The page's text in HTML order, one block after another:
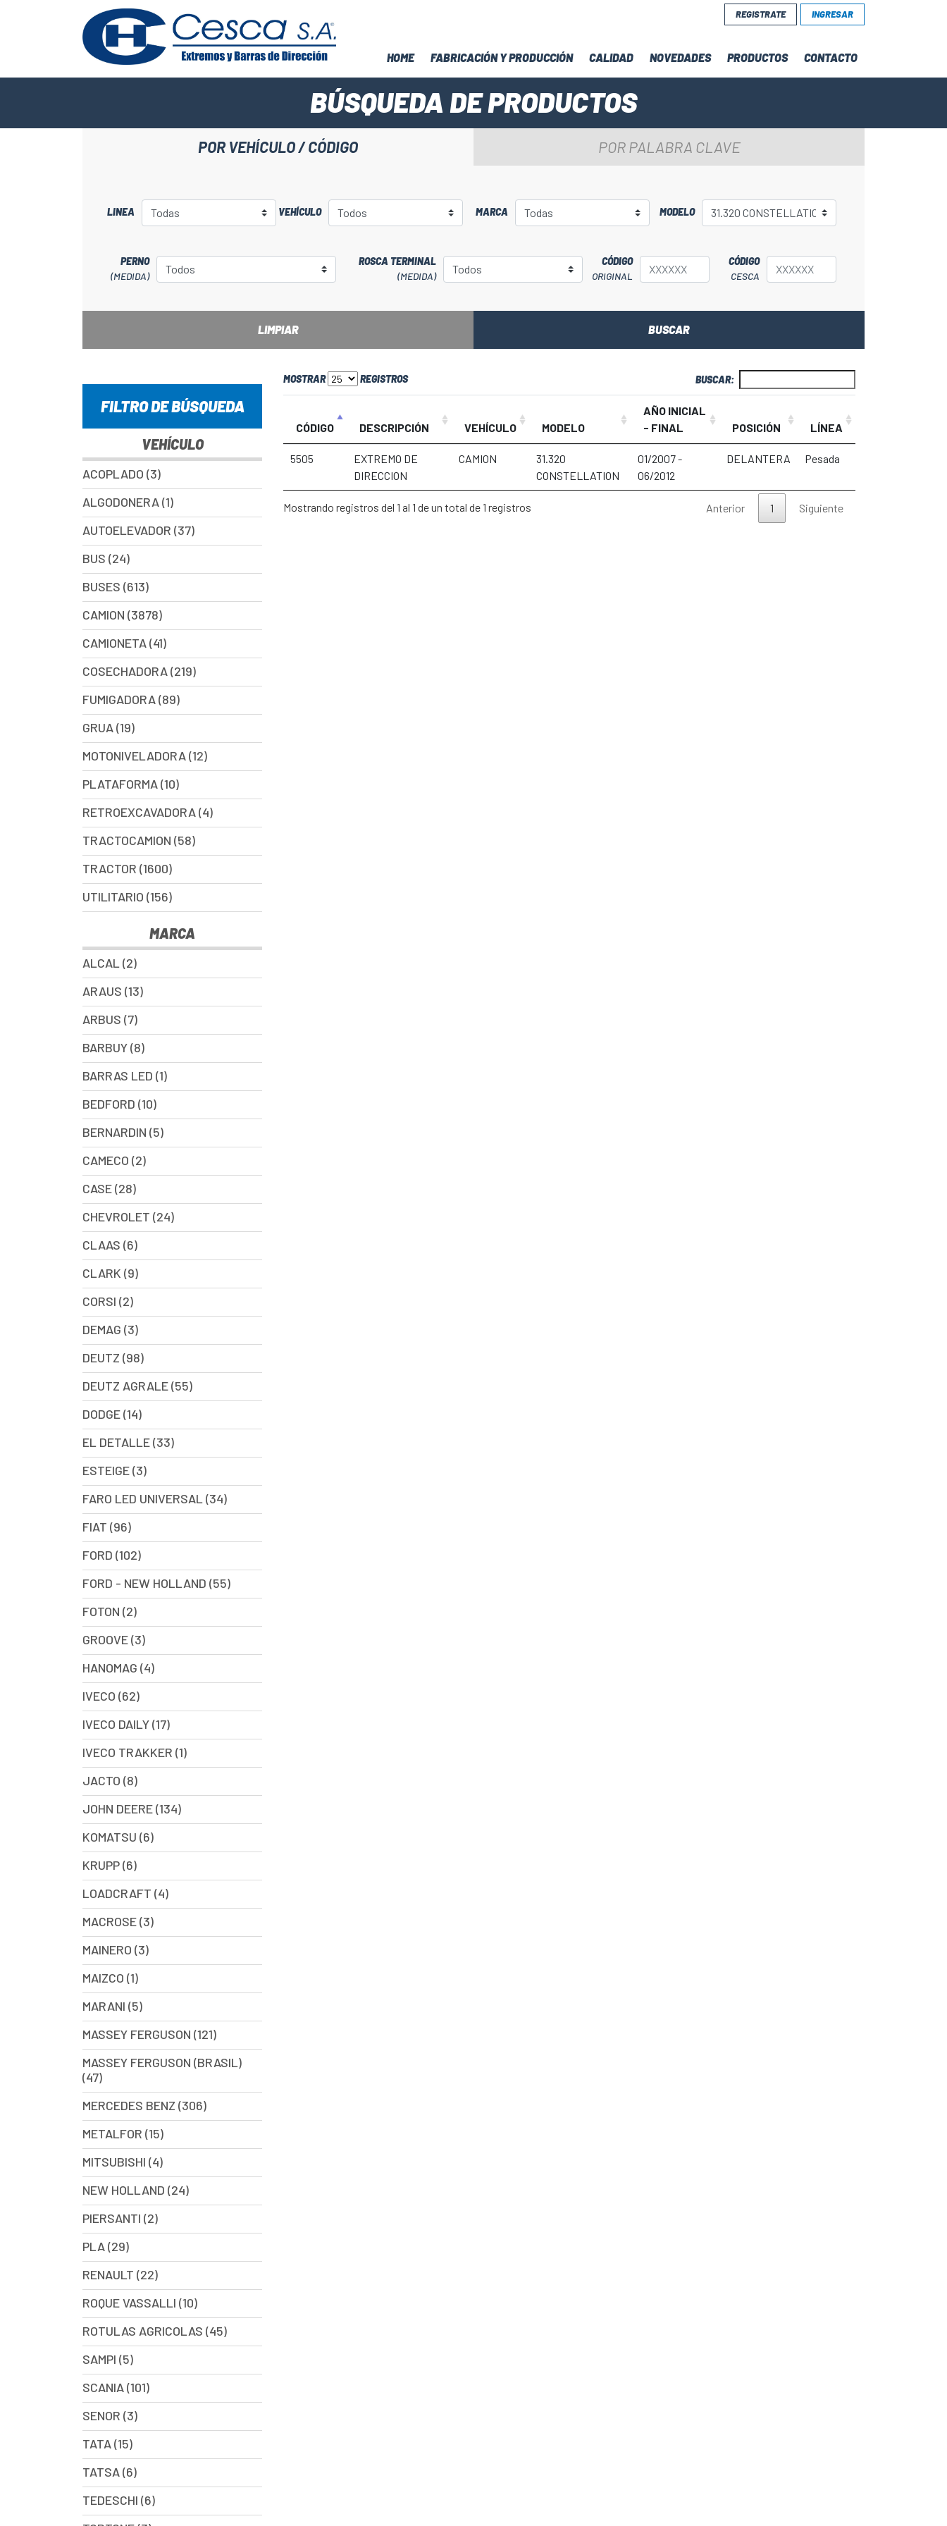
REGISTRATE INGRESAR
HOME FABRICACIÓN Y PRODUCCIÓN CALIDAD NOVEDADES PRODUCTOS CONTACTO
BÚSQUEDA DE PRODUCTOS
POR VEHÍCULO / CÓDIGO POR PALABRA CLAVE
LINEA VEHÍCULO MARCA MODELO
PERNO
(MEDIDA)
ROSCA TERMINAL
(MEDIDA)
CÓDIGO
ORIGINAL
CÓDIGO
CESCA
LIMPIAR BUSCAR
FILTRO DE BÚSQUEDA
VEHÍCULO
ACOPLADO (3)
ALGODONERA (1)
AUTOELEVADOR (37)
BUS (24)
BUSES (613)
CAMION (3878)
CAMIONETA (41)
COSECHADORA (219)
FUMIGADORA (89)
GRUA (19)
MOTONIVELADORA (12)
PLATAFORMA (10)
RETROEXCAVADORA (4)
TRACTOCAMION (58)
TRACTOR (1600)
UTILITARIO (156)
MARCA
ALCAL (2)
ARAUS (13)
ARBUS (7)
BARBUY (8)
BARRAS LED (1)
BEDFORD (10)
BERNARDIN (5)
CAMECO (2)
CASE (28)
CHEVROLET (24)
CLAAS (6)
CLARK (9)
CORSI (2)
DEMAG (3)
DEUTZ (98)
DEUTZ AGRALE (55)
DODGE (14)
EL DETALLE (33)
ESTEIGE (3)
FARO LED UNIVERSAL (34)
FIAT (96)
FORD (102)
FORD - NEW HOLLAND (55)
FOTON (2)
GROOVE (3)
HANOMAG (4)
IVECO (62)
IVECO DAILY (17)
IVECO TRAKKER (1)
JACTO (8)
JOHN DEERE (134)
KOMATSU (6)
KRUPP (6)
LOADCRAFT (4)
MACROSE (3)
MAINERO (3)
MAIZCO (1)
MARANI (5)
MASSEY FERGUSON (121)
MASSEY FERGUSON (BRASIL)
(47)
MERCEDES BENZ (306)
METALFOR (15)
MITSUBISHI (4)
NEW HOLLAND (24)
PIERSANTI (2)
PLA (29)
RENAULT (22)
ROQUE VASSALLI (10)
ROTULAS AGRICOLAS (45)
SAMPI (5)
SCANIA (101)
SENOR (3)
TATA (15)
TATSA (6)
TEDESCHI (6)
MOSTRAR REGISTROS BUSCAR:
CÓDIGO DESCRIPCIÓN VEHÍCULO MODELO
AÑO INICIAL
- FINAL
POSICIÓN LÍNEA
5505
EXTREMO DE
DIRECCION
CAMION
31.320
CONSTELLATION
01/2007 -
06/2012
DELANTERA Pesada
Mostrando registros del 1 al 1 de un total de 1 registros Anterior 1 Siguiente